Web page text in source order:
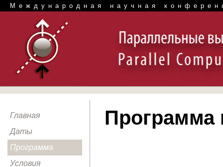
Международная научная
Главная
Даты
Программа
Условия
Программа